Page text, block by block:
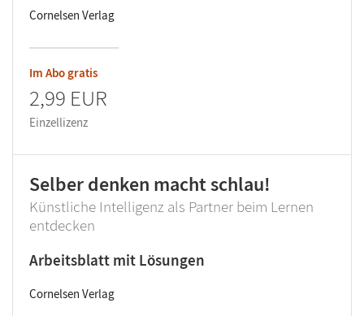
Cornelsen Verlag
Im Abo gratis
2,99 EUR
Einzellizenz
Selber denken macht schlau!
Künstliche Intelligenz als Partner beim Lernen
entdecken
Arbeitsblatt mit Lösungen
Cornelsen Verlag